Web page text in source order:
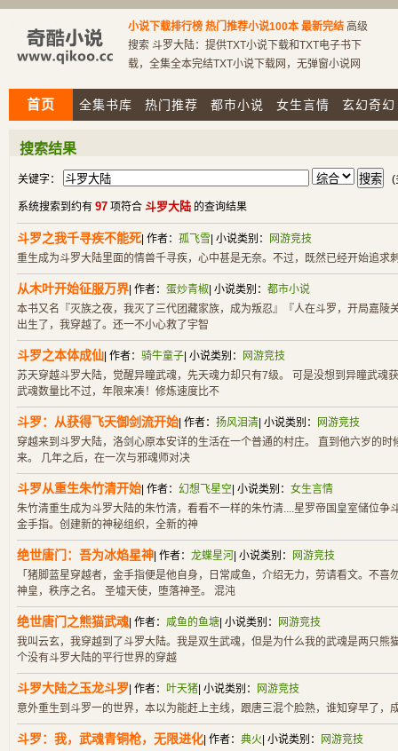
小说下载排行榜 热门推荐小说100本 最新完结 高级
搜索 斗罗大陆：提供TXT小说下载和TXT电子书下
载，全集全本完结TXT小说下载网，无弹窗小说网
首页 全集书库 热门推荐 都市小说 女生言情 玄幻奇幻
搜索结果
关键字： (
系统搜索到约有 97 项符合 斗罗大陆 的查询结果
斗罗之我千寻疾不能死 | 作者： 孤飞雪 | 小说类别：
网游竞技
重生成为斗罗大陆里面的情兽千寻疾，心中甚是无奈。不过，既然已经开始追求
从木叶开始征服万界 | 作者： 蛋炒青椒 | 小说类别： 都市小说
本书又名『灭族之夜，我灭了三代团藏家族，成为叛忍』『人在斗罗，开局嘉
出生了，我穿越了。还一不小心救了宇智
斗罗之本体成仙 | 作者： 骑牛童子 | 小说类别：
网游竞技
苏天穿越斗罗大陆，觉醒异瞳武魂，先天魂力却只有7级。 可是没想到异瞳武
武魂数量比不过，年限来凑！修炼速度比不
斗罗：从获得飞天御剑流开始 | 作者： 扬风泪清 | 小说类别：
网游竞技
穿越来到斗罗大陆，洛剑心原本安详的生活在一个普通的村庄。 直到他六岁的
来。 几年之后，在一次与邪魂师对决
斗罗从重生朱竹清开始 | 作者： 幻想飞星空 | 小说类别： 女生言情
朱竹清重生成为斗罗大陆的朱竹清，看看不一样的朱竹清....星罗帝国皇室储位
金手指。创建新的神秘组织，全新的神
绝世唐门：吾为冰焰星神 | 作者： 龙蝶星河 | 小说类别：
网游竞技
「猪脚蓝星穿越者，金手指便是他自身，日常咸鱼，介绍无力，劳请看文。不
神皇，秩序之名。 圣墟天使，堕落神圣。 混沌
绝世唐门之熊猫武魂 | 作者： 咸鱼的鱼塘 | 小说类别：
网游竞技
我叫云玄，我穿越到了斗罗大陆。我是双生武魂，但是为什么我的武魂是两只
个没有斗罗大陆的平行世界的穿越
斗罗大陆之玉龙斗罗 | 作者： 叶天猪 | 小说类别：
网游竞技
意外重生到斗罗一的世界，本以为能赶上主线，跟唐三混个脸熟，谁知穿早了
斗罗：我，武魂青铜枪，无限进化 | 作者： 典火 | 小说类别：
网游竞技